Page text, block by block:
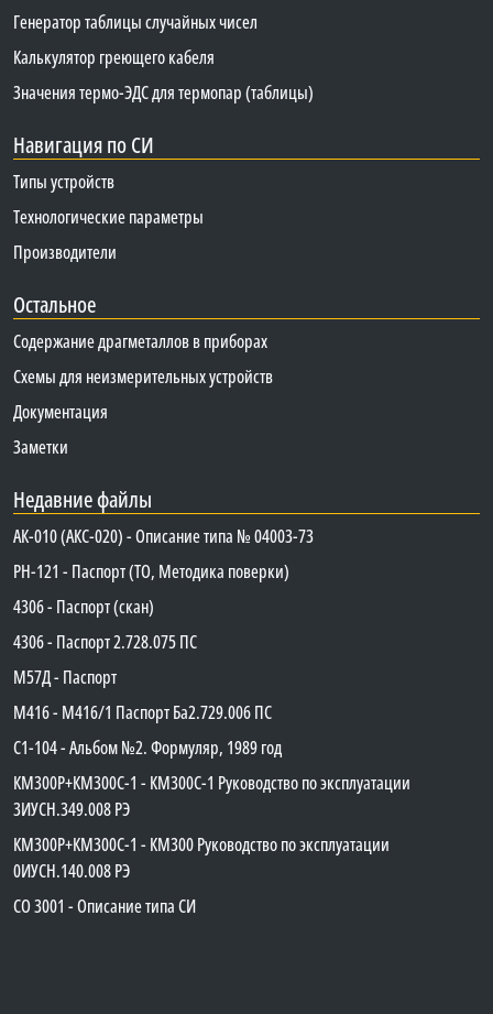
Генератор таблицы случайных чисел
Калькулятор греющего кабеля
Значения термо-ЭДС для термопар (таблицы)
Навигация по СИ
Типы устройств
Технологические параметры
Производители
Остальное
Содержание драгметаллов в приборах
Схемы для неизмерительных устройств
Документация
Заметки
Недавние файлы
АК-010 (АКС-020) - Описание типа № 04003-73
PH-121 - Паспорт (ТО, Методика поверки)
4306 - Паспорт (скан)
4306 - Паспорт 2.728.075 ПС
М57Д - Паспорт
М416 - М416/1 Паспорт Ба2.729.006 ПС
C1-104 - Альбом №2. Формуляр, 1989 год
КМ300Р+КМ300С-1 - КМ300C-1 Руководство по эксплуатации
3ИУСН.349.008 РЭ
КМ300Р+КМ300С-1 - КМ300 Руководство по эксплуатации
0ИУСН.140.008 РЭ
СО 3001 - Описание типа СИ